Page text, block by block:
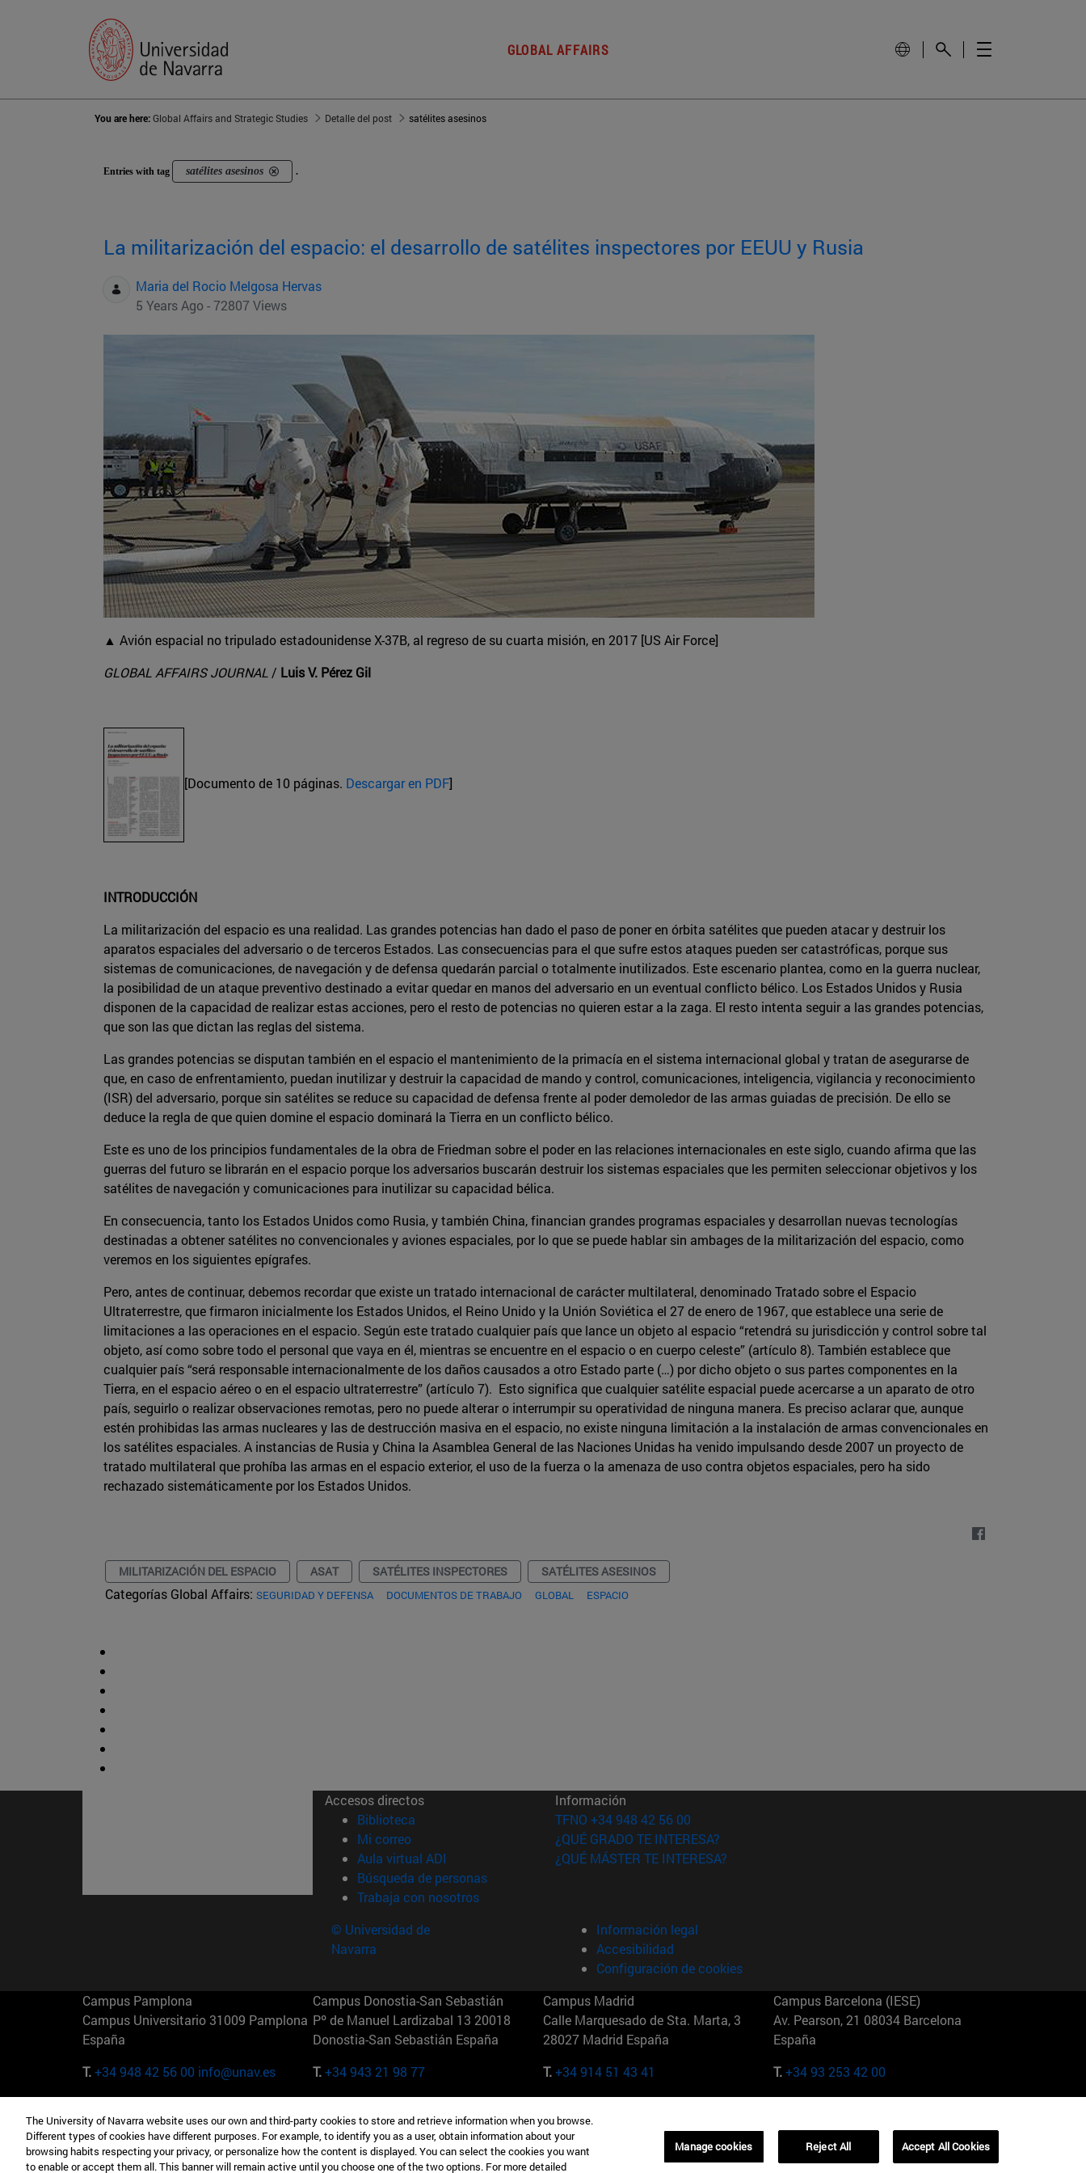
GLOBAL AFFAIRS
You are here:Global Affairs and Strategic Studies Detalle del post satélites asesinos
Entries with tag satélites asesinos .
La militarización del espacio: el desarrollo de satélites inspectores por EEUU y Rusia
Maria del Rocio Melgosa Hervas
5 Years Ago - 72807 Views
▲ Avión espacial no tripulado estadounidense X-37B, al regreso de su cuarta misión, en 2017 [US Air Force]
GLOBAL AFFAIRS JOURNAL / Luis V. Pérez Gil
[Documento de 10 páginas. Descargar en PDF]
INTRODUCCIÓN
La militarización del espacio es una realidad. Las grandes potencias han dado el paso de poner en órbita satélites que pueden atacar y destruir los
aparatos espaciales del adversario o de terceros Estados. Las consecuencias para el que sufre estos ataques pueden ser catastróficas, porque sus
sistemas de comunicaciones, de navegación y de defensa quedarán parcial o totalmente inutilizados. Este escenario plantea, como en la guerra nuclear,
la posibilidad de un ataque preventivo destinado a evitar quedar en manos del adversario en un eventual conflicto bélico. Los Estados Unidos y Rusia
disponen de la capacidad de realizar estas acciones, pero el resto de potencias no quieren estar a la zaga. El resto intenta seguir a las grandes potencias,
que son las que dictan las reglas del sistema.
Las grandes potencias se disputan también en el espacio el mantenimiento de la primacía en el sistema internacional global y tratan de asegurarse de
que, en caso de enfrentamiento, puedan inutilizar y destruir la capacidad de mando y control, comunicaciones, inteligencia, vigilancia y reconocimiento
(ISR) del adversario, porque sin satélites se reduce su capacidad de defensa frente al poder demoledor de las armas guiadas de precisión. De ello se
deduce la regla de que quien domine el espacio dominará la Tierra en un conflicto bélico.
Este es uno de los principios fundamentales de la obra de Friedman sobre el poder en las relaciones internacionales en este siglo, cuando afirma que las
guerras del futuro se librarán en el espacio porque los adversarios buscarán destruir los sistemas espaciales que les permiten seleccionar objetivos y los
satélites de navegación y comunicaciones para inutilizar su capacidad bélica.
En consecuencia, tanto los Estados Unidos como Rusia, y también China, financian grandes programas espaciales y desarrollan nuevas tecnologías
destinadas a obtener satélites no convencionales y aviones espaciales, por lo que se puede hablar sin ambages de la militarización del espacio, como
veremos en los siguientes epígrafes.
Pero, antes de continuar, debemos recordar que existe un tratado internacional de carácter multilateral, denominado Tratado sobre el Espacio
Ultraterrestre, que firmaron inicialmente los Estados Unidos, el Reino Unido y la Unión Soviética el 27 de enero de 1967, que establece una serie de
limitaciones a las operaciones en el espacio. Según este tratado cualquier país que lance un objeto al espacio “retendrá su jurisdicción y control sobre tal
objeto, así como sobre todo el personal que vaya en él, mientras se encuentre en el espacio o en cuerpo celeste” (artículo 8). También establece que
cualquier país “será responsable internacionalmente de los daños causados a otro Estado parte (…) por dicho objeto o sus partes componentes en la
Tierra, en el espacio aéreo o en el espacio ultraterrestre” (artículo 7). Esto significa que cualquier satélite espacial puede acercarse a un aparato de otro
país, seguirlo o realizar observaciones remotas, pero no puede alterar o interrumpir su operatividad de ninguna manera. Es preciso aclarar que, aunque
estén prohibidas las armas nucleares y las de destrucción masiva en el espacio, no existe ninguna limitación a la instalación de armas convencionales en
los satélites espaciales. A instancias de Rusia y China la Asamblea General de las Naciones Unidas ha venido impulsando desde 2007 un proyecto de
tratado multilateral que prohíba las armas en el espacio exterior, el uso de la fuerza o la amenaza de uso contra objetos espaciales, pero ha sido
rechazado sistemáticamente por los Estados Unidos.
MILITARIZACIÓN DEL ESPACIO ASAT SATÉLITES INSPECTORES SATÉLITES ASESINOS
Categorías Global Affairs: SEGURIDAD Y DEFENSA DOCUMENTOS DE TRABAJO GLOBAL ESPACIO
Accesos directos
Biblioteca (abre en nueva ventana)
Mi correo(abre en nueva ventana)
Aula virtual ADI (abre en nueva ventana)
Búsqueda de personas(abre en nueva ventana)
Trabaja con nosotros(abre en nueva ventana)
Información
TFNO +34 948 42 56 00
¿QUÉ GRADO TE INTERESA?
¿QUÉ MÁSTER TE INTERESA?
© Universidad de
Navarra
Información legal
Accesibilidad
Configuración de cookies
Campus Pamplona
Campus Universitario 31009 Pamplona
España
T.+34 948 42 56 00 info@unav.es
Campus Donostia-San Sebastián
Pº de Manuel Lardizabal 13 20018
Donostia-San Sebastián España
T.+34 943 21 98 77
Campus Madrid
Calle Marquesado de Sta. Marta, 3
28027 Madrid España
T.+34 914 51 43 41
Campus Barcelona (IESE)
Av. Pearson, 21 08034 Barcelona
España
T.+34 93 253 42 00
Camino del Cerro Águila 3 28023
Madrid España
165 W 57th St 10019-2201 Nueva York
EE.UU
Maria-Theresia-Straße 15 81675
Múnich Alemania
01321001 Bela Vista Brasil
The University of Navarra website uses our own and third-party cookies to store and retrieve information when you browse.
Different types of cookies have different purposes. For example, to identify you as a user, obtain information about your
browsing habits respecting your privacy, or personalize how the content is displayed. You can select the cookies you want
to enable or accept them all. This banner will remain active until you choose one of the two options. For more detailed
Manage cookies Reject All Accept All Cookies